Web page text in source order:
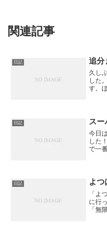
関連記事
日記 追分
久し
した
す。
ると
日記 スー
今日
した
で一
じゃ
日記 よつ
「よ
に行
「無